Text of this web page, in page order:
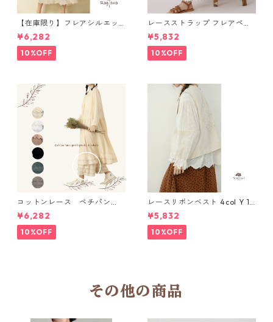
【在庫限り】フレアシルエッ
ト キャミワンピース 2col N
WP123
¥6,282
10%OFF
レースストラップ フレアペチ
パンツ Y 10925
¥5,832
10%OFF
コットンレース ペチパン
ツ 6 colors R2020131
¥6,282
10%OFF
レースリボンベスト 4col Y 111
15
¥5,832
10%OFF
その他の商品